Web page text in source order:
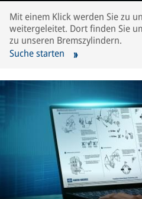
Mit einem Klick werden Sie zu
weitergeleitet. Dort finden Sie
zu unseren Bremszylindern.
Suche starten